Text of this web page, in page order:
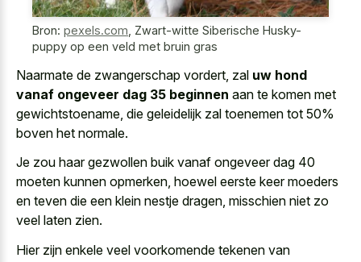
Bron: pexels.com, Zwart-witte Siberische Husky-
puppy op een veld met bruin gras
Naarmate de zwangerschap vordert, zal uw hond
vanaf ongeveer dag 35 beginnen aan te komen met
gewichtstoename, die geleidelijk zal toenemen tot 50%
boven het normale.
Je zou haargezwollen buik vanaf ongeveer dag 40
moeten kunnen opmerken, hoewel eerste keer moeders
en teven die een klein nestje dragen, misschien niet zo
veel laten zien.
Hier zijn enkele veel voorkomende tekenen van